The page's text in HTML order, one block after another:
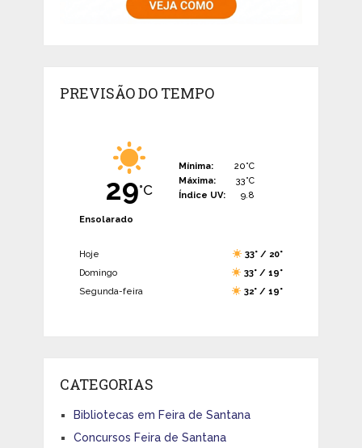
PREVISÃO DO TEMPO
29°C
Mínima:
20°C
Máxima:
33°C
Índice UV:
9.8
Ensolarado
Hoje
33° / 20°
Domingo
33° / 19°
Segunda-feira
32° / 19°
CATEGORIAS
Bibliotecas em Feira de Santana
Concursos Feira de Santana